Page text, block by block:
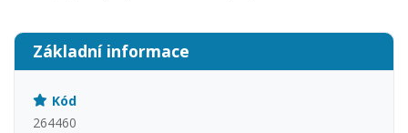
Základní informace
Kód
264460